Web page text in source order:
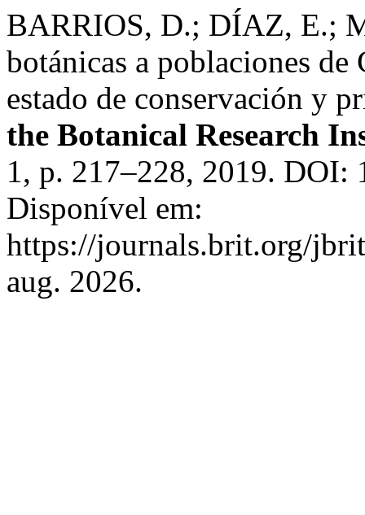
BARRIOS, D.; DÍAZ, E.;
botánicas a poblaciones de
estado de conservación y
the Botanical Research
1, p. 217–228, 2019.
Disponível em:
https://journals.brit.org/
aug. 2026.